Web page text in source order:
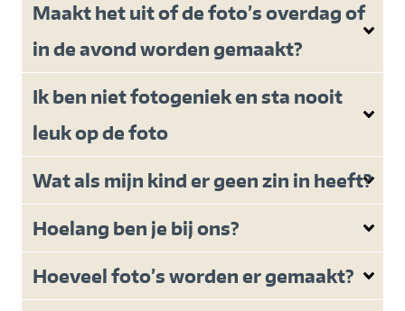
Maakt het uit of de foto’s overdag of
in de avond worden gemaakt?
Ik ben niet fotogeniek en sta nooit
leuk op de foto
Wat als mijn kind er geen zin in heeft?
Hoelang ben je bij ons?
Hoeveel foto’s worden er gemaakt?